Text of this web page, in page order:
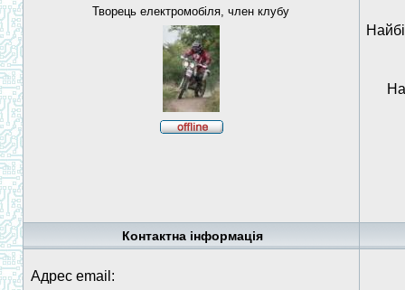
Творець електромобіля, член клубу
Контактна інформація
Адрес email: